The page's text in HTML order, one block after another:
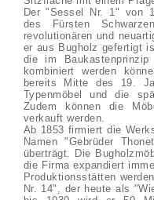
Der "Sessel Nr. 1" von
des Fürsten
revolutionären und
er aus Bugholz gefertigt
die im
kombiniert werden
bereits Mitte des 19.
Typenmöbel und die
Zudem können die
verkauft werden.
Ab 1853 firmiert die
Namen "Gebrüder
überträgt. Die
die Firma expandiert
Produktionsstätten
Nr. 14", der heute als